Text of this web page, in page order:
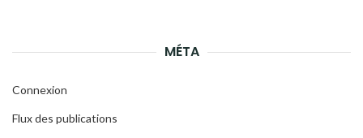
MÉTA
Connexion
Flux des publications